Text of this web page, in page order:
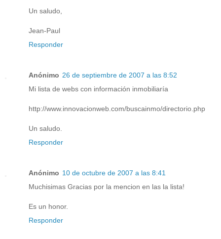
Un saludo,
Jean-Paul
Responder
Anónimo 26 de septiembre de 2007 a las 8:52
Mi lista de webs con información inmobiliaría
http://www.innovacionweb.com/buscainmo/directorio.php
Un saludo.
Responder
Anónimo 10 de octubre de 2007 a las 8:41
Muchisimas Gracias por la mencion en las la lista!
Es un honor.
Responder